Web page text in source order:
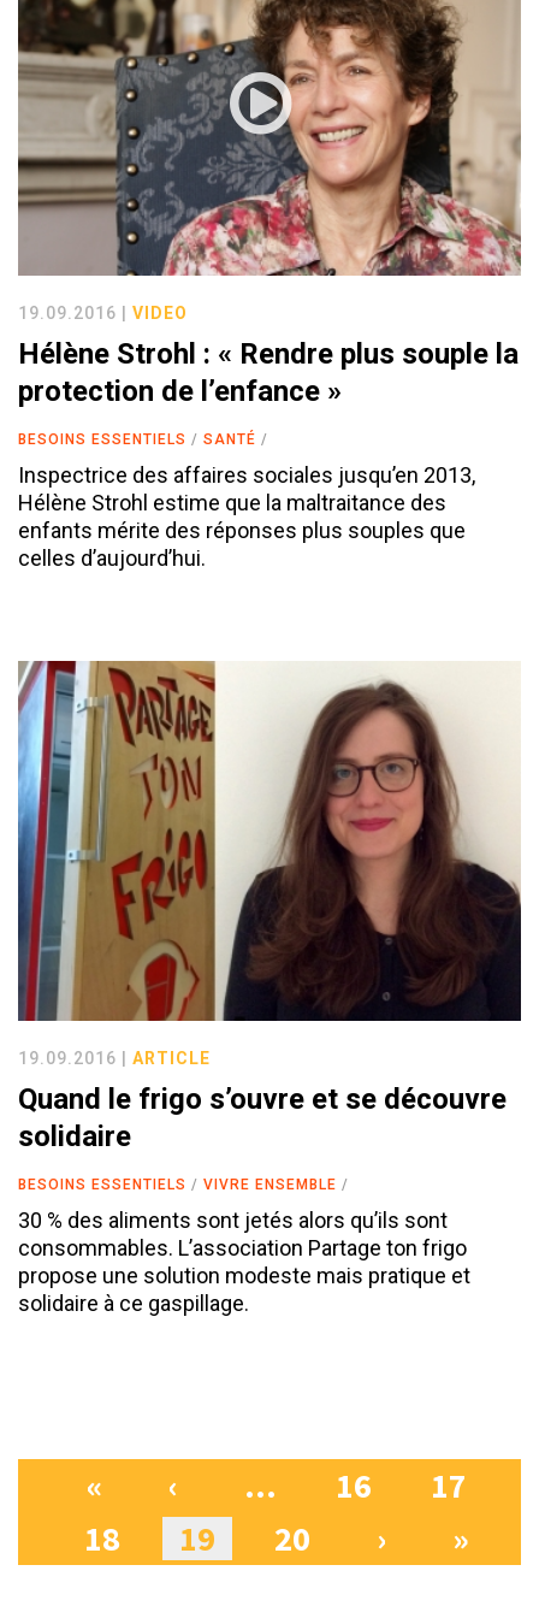
19.09.2016 | VIDEO
Hélène Strohl : « Rendre plus souple la
protection de l’enfance »
BESOINS ESSENTIELS SANTÉ
Inspectrice des affaires sociales jusqu’en 2013,
Hélène Strohl estime que la maltraitance des
enfants mérite des réponses plus souples que
celles d’aujourd’hui.
19.09.2016 | ARTICLE
Quand le frigo s’ouvre et se découvre
solidaire
BESOINS ESSENTIELS VIVRE ENSEMBLE
30 % des aliments sont jetés alors qu’ils sont
consommables. L’association Partage ton frigo
propose une solution modeste mais pratique et
solidaire à ce gaspillage.
Pages
« ‹ … 16
17
18
19 20 › »